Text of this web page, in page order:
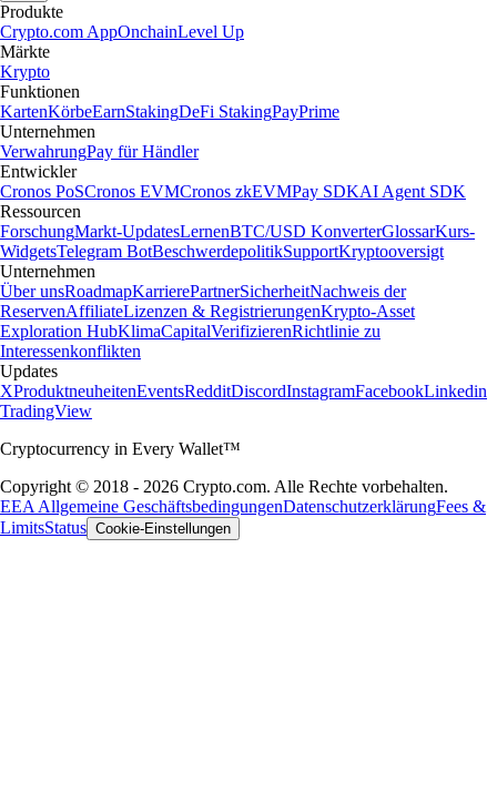
Produkte
Crypto.com AppOnchainLevel Up
Märkte
Krypto
Funktionen
KartenKörbeEarnStakingDeFi StakingPayPrime
Unternehmen
VerwahrungPay für Händler
Entwickler
Cronos PoSCronos EVMCronos zkEVMPay SDKAI Agent SDK
Ressourcen
ForschungMarkt-UpdatesLernenBTC/USD KonverterGlossarKurs-
WidgetsTelegram BotBeschwerdepolitikSupportKryptooversigt
Unternehmen
Über unsRoadmapKarrierePartnerSicherheitNachweis der
ReservenAffiliateLizenzen & RegistrierungenKrypto-Asset
Exploration HubKlimaCapitalVerifizierenRichtlinie zu
Interessenkonflikten
Updates
XProduktneuheitenEventsRedditDiscordInstagramFacebookLinkedin
TradingView
Cryptocurrency in Every Wallet™
Copyright © 2018 - 2026 Crypto.com. Alle Rechte vorbehalten.
EEA Allgemeine GeschäftsbedingungenDatenschutzerklärungFees &
LimitsStatus Cookie-Einstellungen